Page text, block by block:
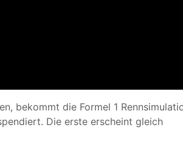
bekommt die Formel 1
Die erste erscheint gleich